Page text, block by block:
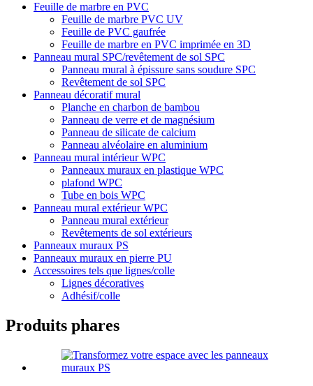
Feuille de marbre en PVC
Feuille de marbre PVC UV
Feuille de PVC gaufrée
Feuille de marbre en PVC imprimée en 3D
Panneau mural SPC/revêtement de sol SPC
Panneau mural à épissure sans soudure SPC
Revêtement de sol SPC
Panneau décoratif mural
Planche en charbon de bambou
Panneau de verre et de magnésium
Panneau de silicate de calcium
Panneau alvéolaire en aluminium
Panneau mural intérieur WPC
Panneaux muraux en plastique WPC
plafond WPC
Tube en bois WPC
Panneau mural extérieur WPC
Panneau mural extérieur
Revêtements de sol extérieurs
Panneaux muraux PS
Panneaux muraux en pierre PU
Accessoires tels que lignes/colle
Lignes décoratives
Adhésif/colle
Produits phares